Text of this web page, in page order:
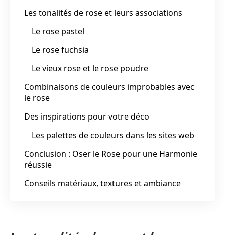
Les tonalités de rose et leurs associations
Le rose pastel
Le rose fuchsia
Le vieux rose et le rose poudre
Combinaisons de couleurs improbables avec
le rose
Des inspirations pour votre déco
Les palettes de couleurs dans les sites web
Conclusion : Oser le Rose pour une Harmonie
réussie
Conseils matériaux, textures et ambiance